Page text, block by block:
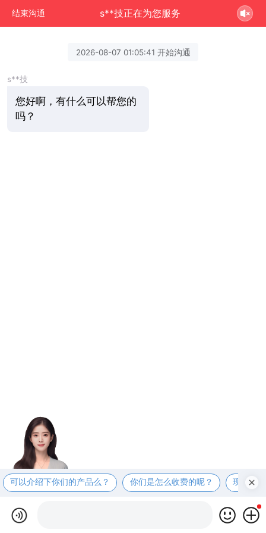
结束沟通 s**技正在为您服务
2026-08-07 01:05:41 开始沟通
s**技
您好啊，有什么可以帮您的
吗？
可以介绍下你们的产品么？ 你们是怎么收费的呢？ 现在有